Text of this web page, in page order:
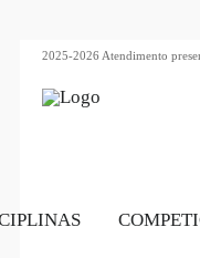
2025-2026 Atendimento